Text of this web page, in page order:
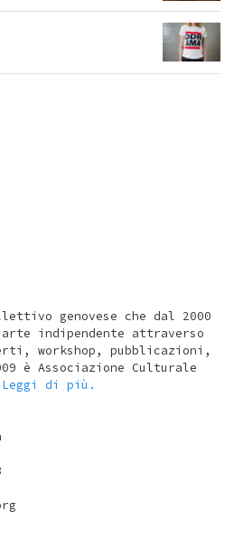
genovese che dal 2000
indipendente attraverso
workshop, pubblicazioni,
è Associazione Culturale
Leggi di più.